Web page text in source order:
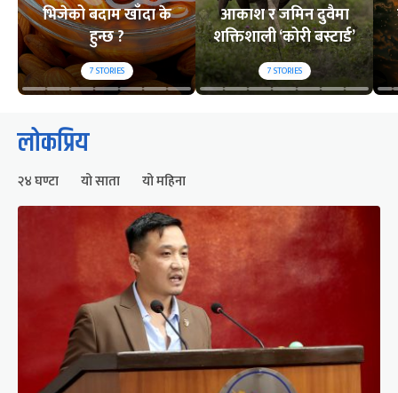
भिजेको बदाम खाँदा के
हुन्छ ?
7STORIES
आकाश र जमिन दुवैमा
शक्तिशाली ‘कोरी बस्टार्ड’
7STORIES
लोकप्रिय
२४ घण्टा यो साता यो महिना